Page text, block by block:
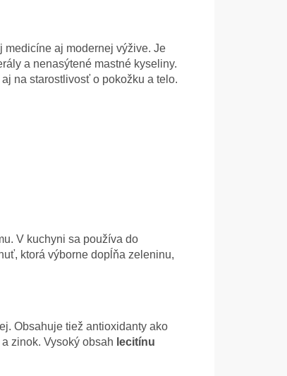
medicíne aj modernej výžive. Je
a nenasýtené mastné kyseliny.
na starostlivosť o pokožku a telo.
V kuchyni sa používa do
ktorá výborne dopĺňa zeleninu,
Obsahuje tiež antioxidanty ako
a zinok. Vysoký obsah lecitínu